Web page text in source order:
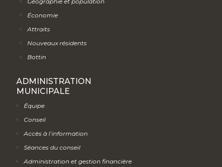
Économie
Attraits
Nouveaux résidents
Bottin
ADMINISTRATION
MUNICIPALE
Équipe
Conseil
Accès à l’information
Séances du conseil
Administration et gestion financière